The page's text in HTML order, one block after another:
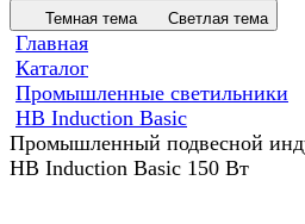
Темная тема Светлая тема
Главная
Каталог
Промышленные светильники
HB Induction Basic
Промышленный подвесной
HB Induction Basic 150 Вт